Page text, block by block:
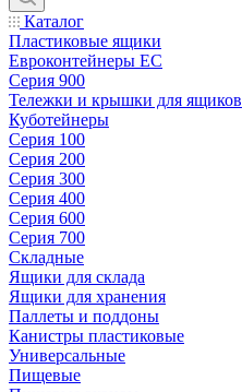
Каталог
Пластиковые ящики
Евроконтейнеры ЕС
Серия 900
Тележки и крышки для ящиков
Куботейнеры
Серия 100
Серия 200
Серия 300
Серия 400
Серия 600
Серия 700
Складные
Ящики для склада
Ящики для хранения
Паллеты и поддоны
Канистры пластиковые
Универсальные
Пищевые